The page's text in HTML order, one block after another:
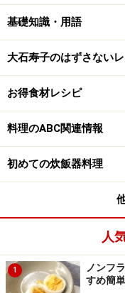
基礎知識・用語
大石寿子のはずさない
お得食材レシピ
料理のABC関連情報
初めての炊飯器料理
人
1
ノンフ
すめ簡